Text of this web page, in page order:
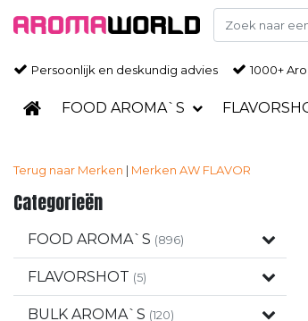
Persoonlijk en deskundig advies 1000+
FOOD AROMA`S
Terug naar Merken | Merken AW FLAVOR
Categorieën
FOOD AROMA`S (896)
FLAVORSHOT (5)
BULK AROMA`S (120)